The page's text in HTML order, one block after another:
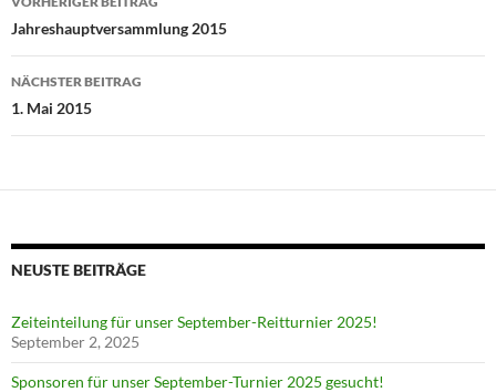
Jahreshauptversammlung 2015
NÄCHSTER BEITRAG
1. Mai 2015
NEUSTE BEITRÄGE
Zeiteinteilung für unser September-Reitturnier 2025!
September 2, 2025
Sponsoren für unser September-Turnier 2025 gesucht!